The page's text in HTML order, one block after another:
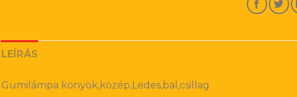
LEÍRÁS
Gumilámpa könyök,közép,Ledes,bal,csillag